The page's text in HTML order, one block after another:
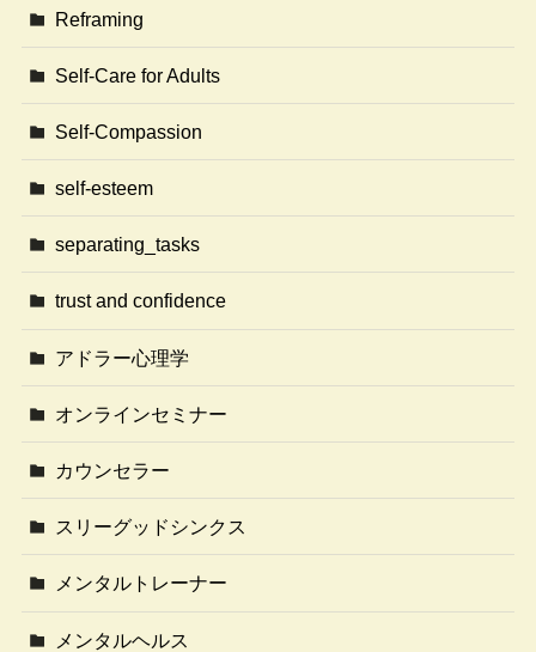
Reframing
Self-Care for Adults
Self-Compassion
self-esteem
separating_tasks
trust and confidence
アドラー心理学
オンラインセミナー
カウンセラー
スリーグッドシンクス
メンタルトレーナー
メンタルヘルス